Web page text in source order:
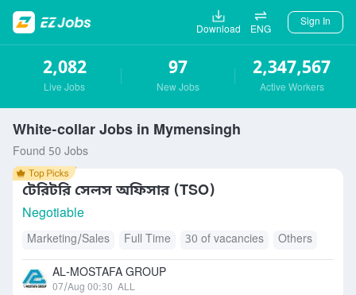
Download ENG
Sign In
2,082
Live Jobs
97
New Jobs
2,347,567
Active Workers
White-collar Jobs in Mymensingh
Found 50 Jobs
টেরিটরি সেলস অফিসার (TSO)
Negotiable
Marketing/Sales Full Time 30 of vacancies Others
AL-MOSTAFA GROUP
07/Aug 00:30 ALL